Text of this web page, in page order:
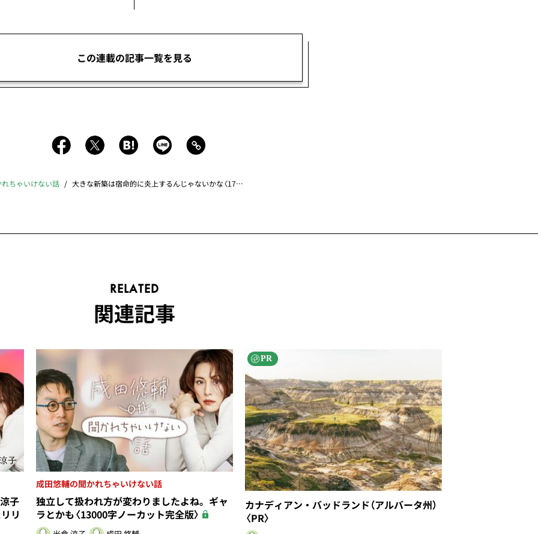
この連載の記事一覧を見る
ちゃいけない話 大きな新築は宿命的に炎上するんじゃないかな〈17000字ノーカット完全版〉
RELATED
関連記事
子
リ
成田悠輔の聞かれちゃいけない話
独立して扱われ方が変わりましたよね。ギャ
ラとかも〈13000字ノーカット完全版〉
PR
カナディアン・バッドランド（アルバータ州）
〈PR〉